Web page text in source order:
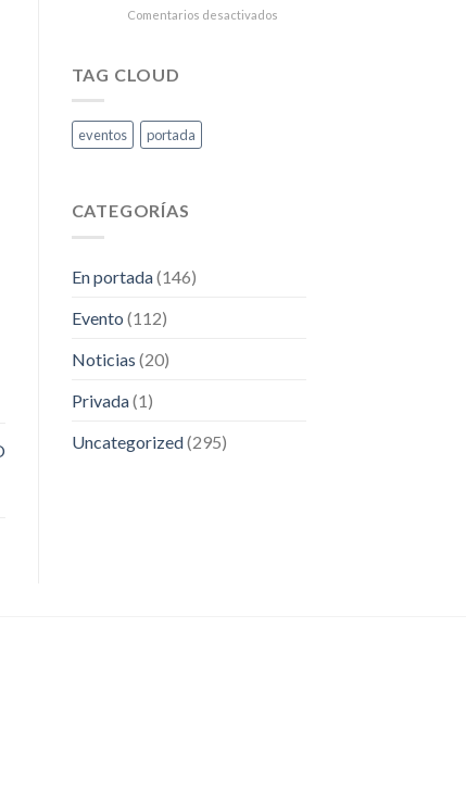
PECULIARIDADES
Comentarios desactivadosen
TAG CLOUD
eventos portada
CATEGORÍAS
En portada(146)
Evento (112)
Noticias (20)
Privada(1)
Uncategorized(295)